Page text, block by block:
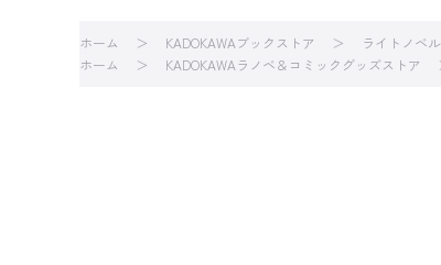
ホーム KADOKAWAブックストア ライトノベル
ホーム
KADOKAWAラノベ＆コミックグッズストア